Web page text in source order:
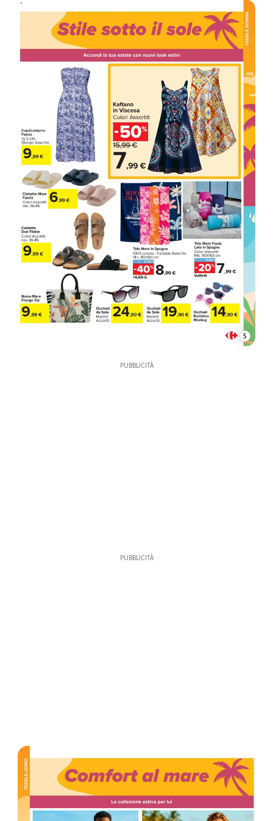
5
PUBBLICITÀ
PUBBLICITÀ